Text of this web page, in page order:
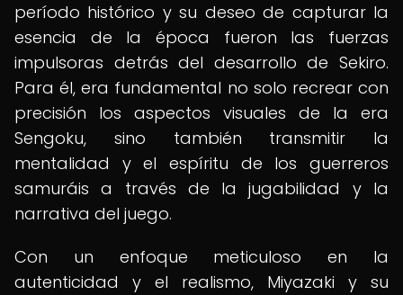
período histórico y su deseo de capturar la
esencia de la época fueron las fuerzas
impulsoras detrás del desarrollo de Sekiro.
Para él, era fundamental no solo recrear con
precisión los aspectos visuales de la era
Sengoku, sino también transmitir la
mentalidad y el espíritu de los guerreros
samuráis a través de la jugabilidad y la
narrativa del juego.
Con un enfoque meticuloso en la
autenticidad y el realismo, Miyazaki y su